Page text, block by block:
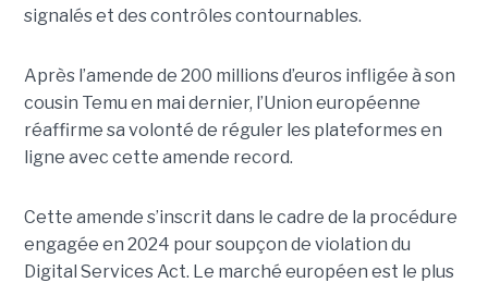
signalés et des contrôles contournables.
Après l’amende de 200 millions d’euros infligée à son
cousin Temu en mai dernier, l’Union européenne
réaffirme sa volonté de réguler les plateformes en
ligne avec cette amende record.
Cette amende s’inscrit dans le cadre de la procédure
engagée en 2024 pour soupçon de violation du
Digital Services Act. Le marché européen est le plus